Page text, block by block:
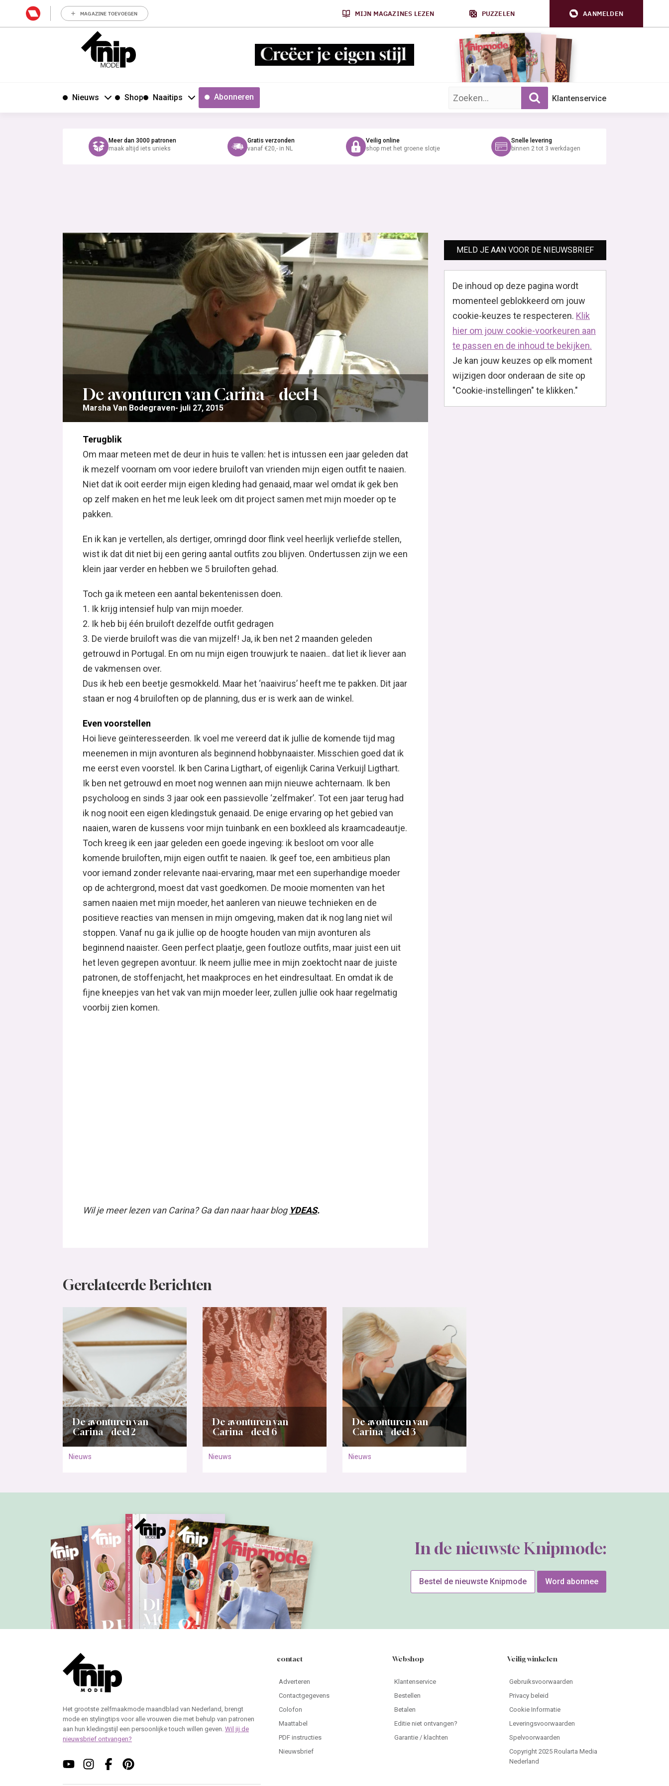
MAGAZINE TOEVOEGEN MIJN MAGAZINES LEZEN PUZZELEN AANMELDEN
Nieuws Shop Naaitips Abonneren Zoek op trefwoord: Klantenservice
Meer dan 3000 patronen
maak altijd iets unieks
Gratis verzonden
vanaf €20,- in NL
Veilig online
shop met het groene slotje
Snelle levering
binnen 2 tot 3 werkdagen
De avonturen van Carina – deel 1
Marsha Van Bodegraven juli 27, 2015
Terugblik
Om maar meteen met de deur in huis te vallen: het is intussen een jaar geleden dat
ik mezelf voornam om voor iedere bruiloft van vrienden mijn eigen outfit te naaien.
Niet dat ik ooit eerder mijn eigen kleding had genaaid, maar wel omdat ik gek ben
op zelf maken en het me leuk leek om dit project samen met mijn moeder op te
pakken.
En ik kan je vertellen, als dertiger, omringd door flink veel heerlijk verliefde stellen,
wist ik dat dit niet bij een gering aantal outfits zou blijven. Ondertussen zijn we een
klein jaar verder en hebben we 5 bruiloften gehad.
Toch ga ik meteen een aantal bekentenissen doen.
1. Ik krijg intensief hulp van mijn moeder.
2. Ik heb bij één bruiloft dezelfde outfit gedragen
3. De vierde bruiloft was die van mijzelf! Ja, ik ben net 2 maanden geleden
getrouwd in Portugal. En om nu mijn eigen trouwjurk te naaien.. dat liet ik liever aan
de vakmensen over.
Dus ik heb een beetje gesmokkeld. Maar het ‘naaivirus’ heeft me te pakken. Dit jaar
staan er nog 4 bruiloften op de planning, dus er is werk aan de winkel.
Even voorstellen
Hoi lieve geïnteresseerden. Ik voel me vereerd dat ik jullie de komende tijd mag
meenemen in mijn avonturen als beginnend hobbynaaister. Misschien goed dat ik
me eerst even voorstel. Ik ben Carina Ligthart, of eigenlijk Carina Verkuijl Ligthart.
Ik ben net getrouwd en moet nog wennen aan mijn nieuwe achternaam. Ik ben
psycholoog en sinds 3 jaar ook een passievolle ‘zelfmaker’. Tot een jaar terug had
ik nog nooit een eigen kledingstuk genaaid. De enige ervaring op het gebied van
naaien, waren de kussens voor mijn tuinbank en een boxkleed als kraamcadeautje.
Toch kreeg ik een jaar geleden een goede ingeving: ik besloot om voor alle
komende bruiloften, mijn eigen outfit te naaien. Ik geef toe, een ambitieus plan
voor iemand zonder relevante naai-ervaring, maar met een superhandige moeder
op de achtergrond, moest dat vast goedkomen. De mooie momenten van het
samen naaien met mijn moeder, het aanleren van nieuwe technieken en de
positieve reacties van mensen in mijn omgeving, maken dat ik nog lang niet wil
stoppen. Vanaf nu ga ik jullie op de hoogte houden van mijn avonturen als
beginnend naaister. Geen perfect plaatje, geen foutloze outfits, maar juist een uit
het leven gegrepen avontuur. Ik neem jullie mee in mijn zoektocht naar de juiste
patronen, de stoffenjacht, het maakproces en het eindresultaat. En omdat ik de
fijne kneepjes van het vak van mijn moeder leer, zullen jullie ook haar regelmatig
voorbij zien komen.
MELD JE AAN VOOR DE NIEUWSBRIEF
De inhoud op deze pagina wordt
momenteel geblokkeerd om jouw
cookie-keuzes te respecteren. Klik
hier om jouw cookie-voorkeuren aan
te passen en de inhoud te bekijken.
Je kan jouw keuzes op elk moment
wijzigen door onderaan de site op
"Cookie-instellingen" te klikken."
In de nieuwste Knipmode:
Bestel de nieuwste Knipmode
Het grootste zelfmaakmode maandblad van Nederland, brengt
mode en stylingtips voor alle vrouwen die met behulp van patronen
aan hun kledingstijl een persoonlijke touch willen geven.Wil jij de
nieuwsbrief ontvangen?
+31 20 894 5665
Knipmode
1114 AE Amsterdam
(geen bezoekadres)
Roularta Media Nederland
KvK: 60880236
BTW: NL854100787B01
Colofon
Maattabel
PDF instructies
Nieuwsbrief
Cookie Informatie